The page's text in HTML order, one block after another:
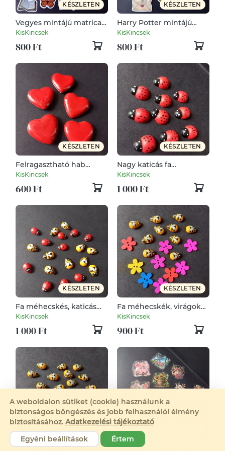
KÉSZLETEN
Vegyes mintájú matrica
csomag dekoráláshoz
KisKincsek
800 Ft
KÉSZLETEN
Harry Potter mintájú
matrica csomag
KisKincsek
800 Ft
KÉSZLETEN
Felragasztható hab
szivek dekoráláshoz
KisKincsek
600 Ft
KÉSZLETEN
Nagy katicás fa
felragasztható csomag
KisKincsek
1 000 Ft
KÉSZLETEN
Fa méhecskés, katicás
felragasztható csomag
KisKincsek
1 000 Ft
KÉSZLETEN
Fa méhecskék, virágok
dekoráláshoz
KisKincsek
900 Ft
KÉSZLETEN
Fa méhecskés Virágos rózsaszínes
A weboldalon sütiket (cookie) használunk a
biztonságos böngészés és jobb felhasználói élmény
biztosításához. Adatkezelési tájékoztató
Egyéni beállítások
Értem